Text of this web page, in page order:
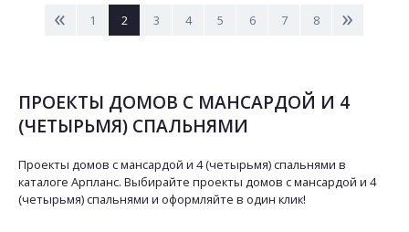
< 1 2 3 4 5 6 7 8 >
ПРОЕКТЫ ДОМОВ С МАНСАРДОЙ И 4
(ЧЕТЫРЬМЯ) СПАЛЬНЯМИ
Проекты домов с мансардой и 4 (четырьмя) спальнями в
каталоге Арпланс. Выбирайте проекты домов с мансардой и 4
(четырьмя) спальнями и оформляйте в один клик!